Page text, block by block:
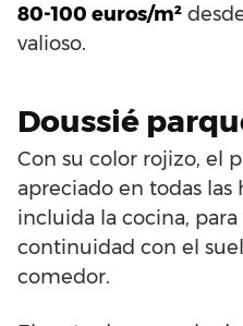
80-100 euros/m²
valioso.
Doussié
Con su color rojizo, el
apreciado en todas las
incluida la cocina,
continuidad con el
comedor.